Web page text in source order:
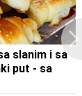
slanim i sa
put - sa